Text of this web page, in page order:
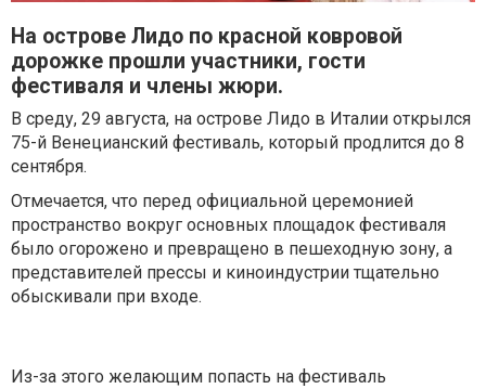
На острове Лидо по красной ковровой
дорожке прошли участники, гости
фестиваля и члены жюри.
В среду, 29 августа, на острове Лидо в Италии открылся
75-й Венецианский фестиваль, который продлится до 8
сентября.
Отмечается, что перед официальной церемонией
пространство вокруг основных площадок фестиваля
было огорожено и превращено в пешеходную зону, а
представителей прессы и киноиндустрии тщательно
обыскивали при входе.
Из-за этого желающим попасть на фестиваль